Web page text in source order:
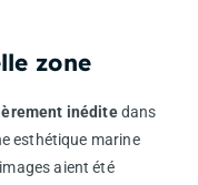
zone
inéditedans
esthétique marine
aient été